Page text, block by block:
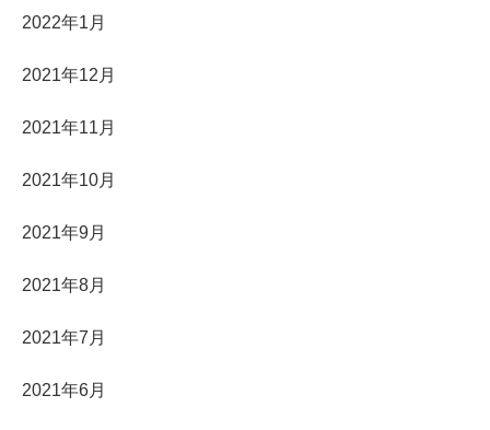
2022年1月
2021年12月
2021年11月
2021年10月
2021年9月
2021年8月
2021年7月
2021年6月